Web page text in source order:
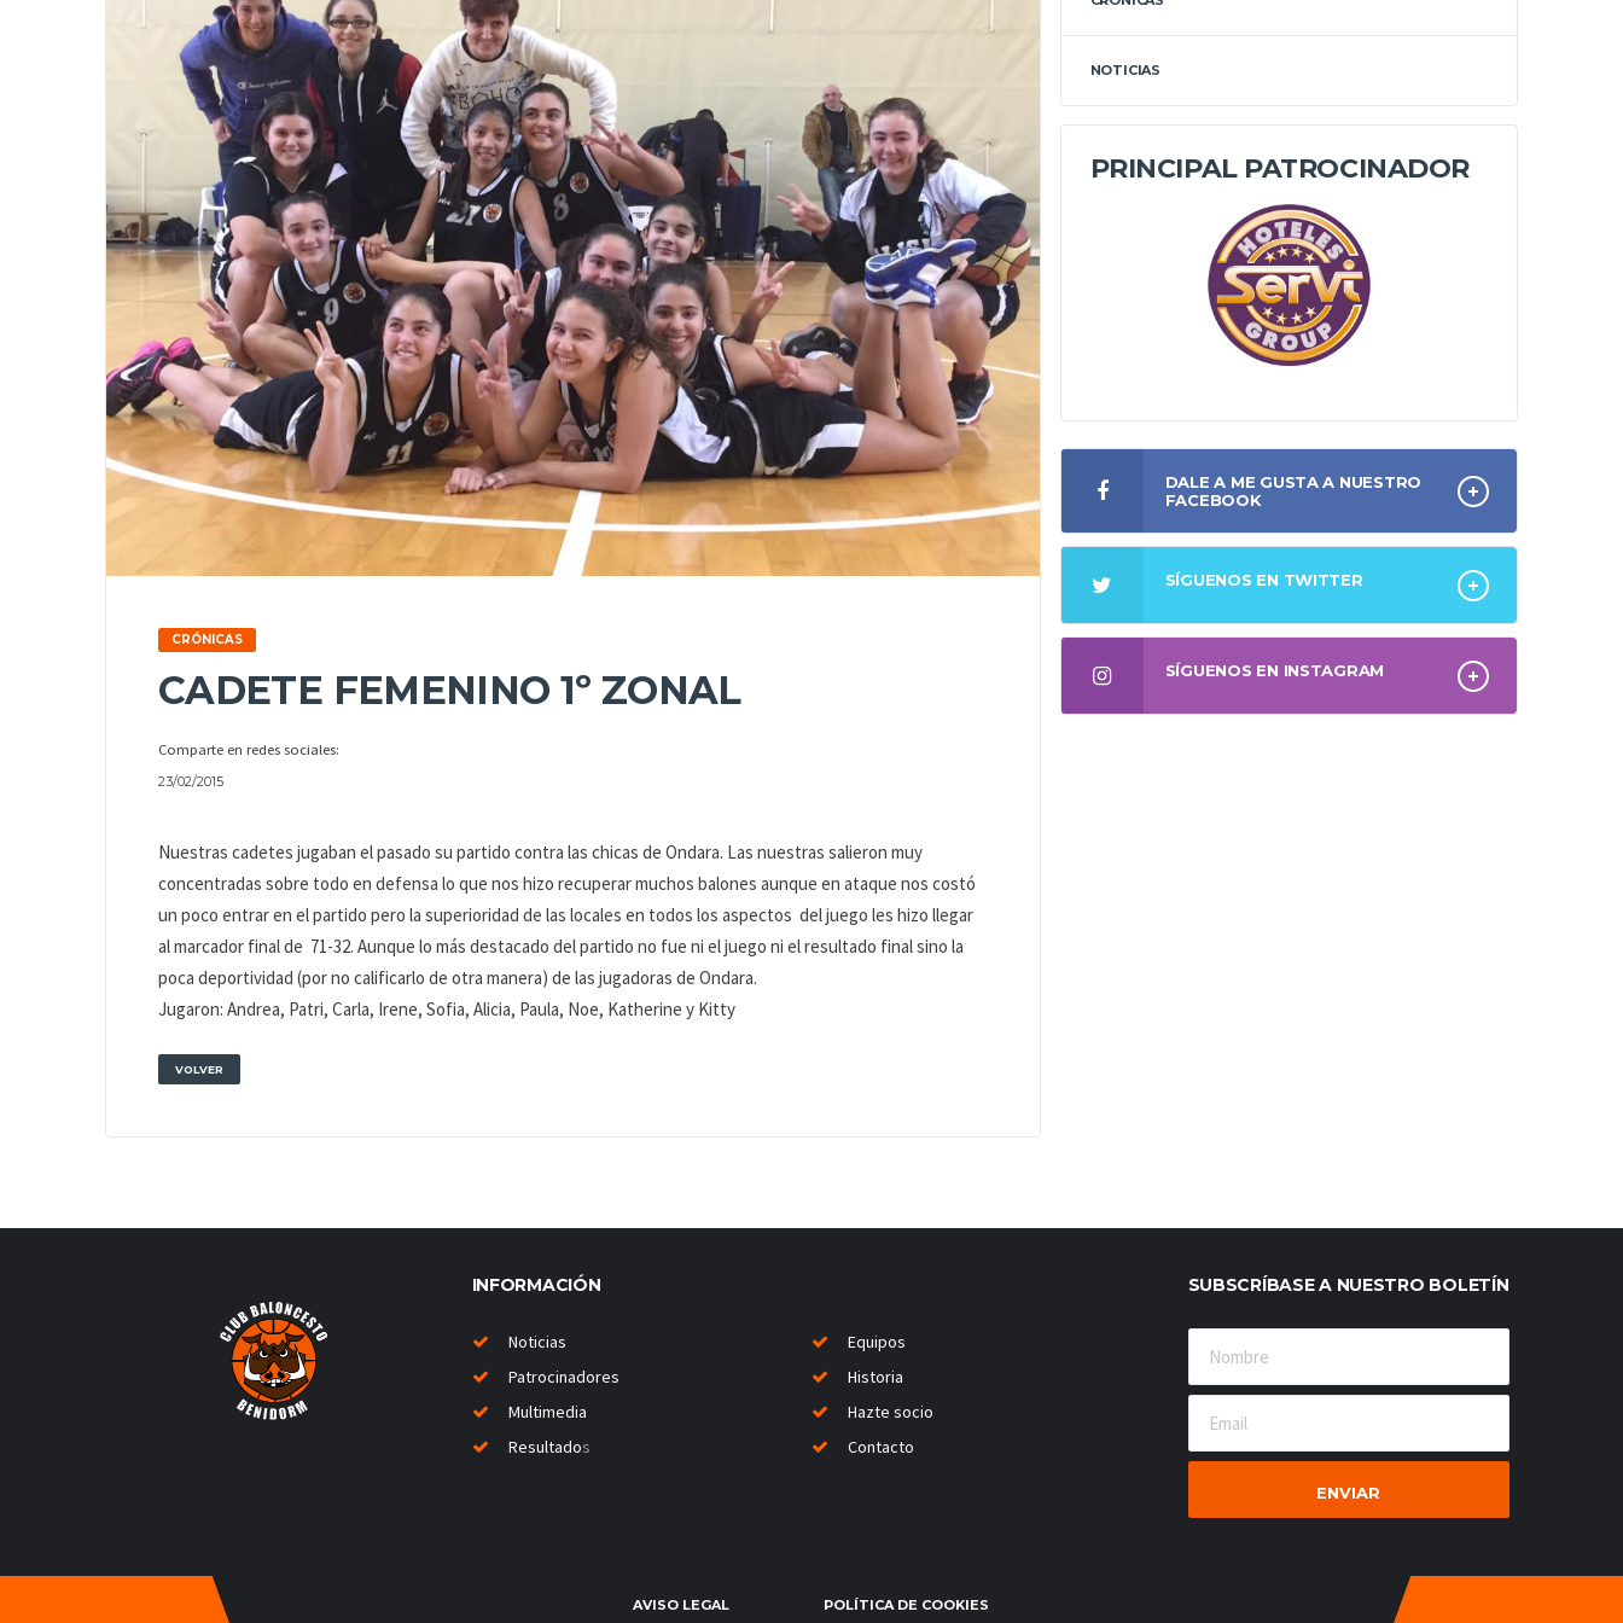
CRÓNICAS
CADETE FEMENINO 1º ZONAL
Comparte en redes sociales:
23/02/2015
Nuestras cadetes jugaban el pasado su partido contra las chicas de Ondara. Las nuestras salieron muy
concentradas sobre todo en defensa lo que nos hizo recuperar muchos balones aunque en ataque nos costó
un poco entrar en el partido pero la superioridad de las locales en todos los aspectos del juego les hizo llegar
al marcador final de 71-32. Aunque lo más destacado del partido no fue ni el juego ni el resultado final sino la
poca deportividad (por no calificarlo de otra manera) de las jugadoras de Ondara.
Jugaron: Andrea, Patri, Carla, Irene, Sofia, Alicia, Paula, Noe, Katherine y Kitty
VOLVER
NOTICIAS
PRINCIPAL PATROCINADOR
DALE A ME GUSTA A NUESTRO
FACEBOOK
SÍGUENOS EN TWITTER
SÍGUENOS EN INSTAGRAM
INFORMACIÓN
Noticias
Equipos
Patrocinadores
Historia
Multimedia
Hazte socio
Resultados Contacto
SUBSCRÍBASE A NUESTRO BOLETÍN
AVISO LEGAL POLÍTICA DE COOKIES